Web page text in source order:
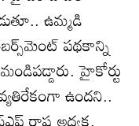
ఉమ్మడి
పథకాన్ని
హైకోర్టు
ఉందని..